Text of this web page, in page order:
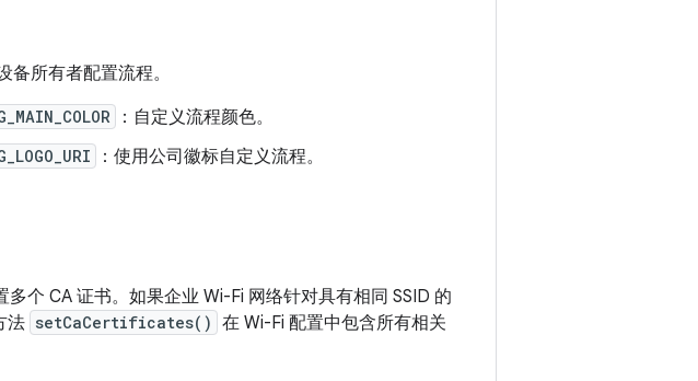
所有者配置流程。
：自定义流程颜色。
：使用公司徽标自定义流程。
个 CA 证书。如果企业 Wi-Fi 网络针对具有相同 SSID 的
法 setCaCertificates() 在 Wi-Fi 配置中包含所有相关